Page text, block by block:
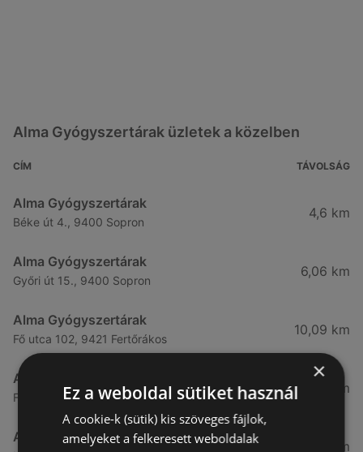
Alma Gyógyszertárak üzletek a közelben
CÍM TÁVOLSÁG
Alma Gyógyszertárak
Béke út 4., 9400 Sopron
4,6 km
Alma Gyógyszertárak
Győri út 15., 9400 Sopron
6,06 km
Alma Gyógyszertárak
Fő utca 102, 9421 Fertőrákos
10,09 km
Alma Gyógyszertárak
Fő Utca 102., 9421 Sopron
10,27 km
Alma Gyógyszertárak
21,83 km
×
Ez a weboldal sütiket használ
A cookie-k (sütik) kis szöveges fájlok,
amelyeket a felkeresett weboldalak